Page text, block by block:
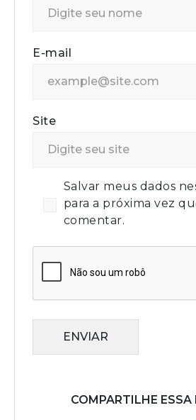
E-mail
Site
Salvar meus dados
para a próxima vez
comentar.
ENVIAR
COMPARTILHE